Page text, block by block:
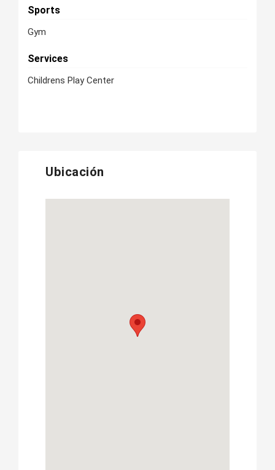
Sports
Gym
Services
Childrens Play Center
Ubicación